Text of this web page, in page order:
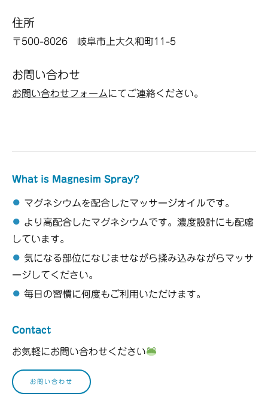
住所
〒500-8026 岐阜市上大久和町11-5
お問い合わせ
お問い合わせフォームにてご連絡ください。
What is Magnesim Spray?
● マグネシウムを配合したマッサージオイルです。
● より高配合したマグネシウムです。濃度設計にも配慮
しています。
● 気になる部位になじませながら揉み込みながらマッサ
ージしてください。
● 毎日の習慣に何度もご利用いただけます。
Contact
お気軽にお問い合わせください
お問い合わせ